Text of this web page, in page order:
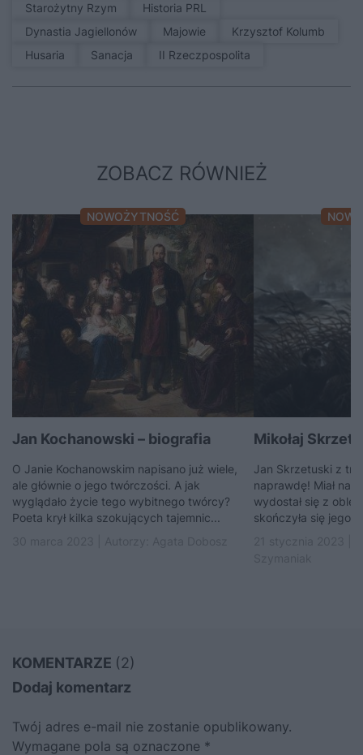
Starożytny Rzym
Historia PRL
Dynastia Jagiellonów
Majowie
Krzysztof Kolumb
Husaria
sanacja II Rzeczpospolita
ZOBACZ RÓWNIEŻ
NOWOŻYTNOŚĆ
Jan Kochanowski – biografia
O Janie Kochanowskim napisano już wiele,
ale głównie o jego twórczości. A jak
wyglądało życie tego wybitnego twórcy?
Poeta krył kilka szokujących tajemnic...
Mikołaj
Jan Skrzetuski z
naprawdę! Miał na
wydostał się z
skończyła się jego
KOMENTARZE (2)
Dodaj komentarz
Twój adres e-mail nie zostanie opublikowany.
Wymagane pola są oznaczone *